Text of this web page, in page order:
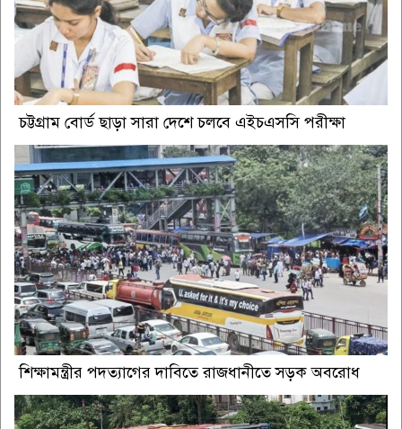
চট্টগ্রাম বোর্ড ছাড়া সারা দেশে চলবে এইচএসসি পরীক্ষা
শিক্ষামন্ত্রীর পদত্যাগের দাবিতে রাজধানীতে সড়ক অবরোধ